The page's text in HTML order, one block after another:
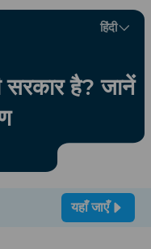
हिंदी
है? जानें
यहाँ जाएँ